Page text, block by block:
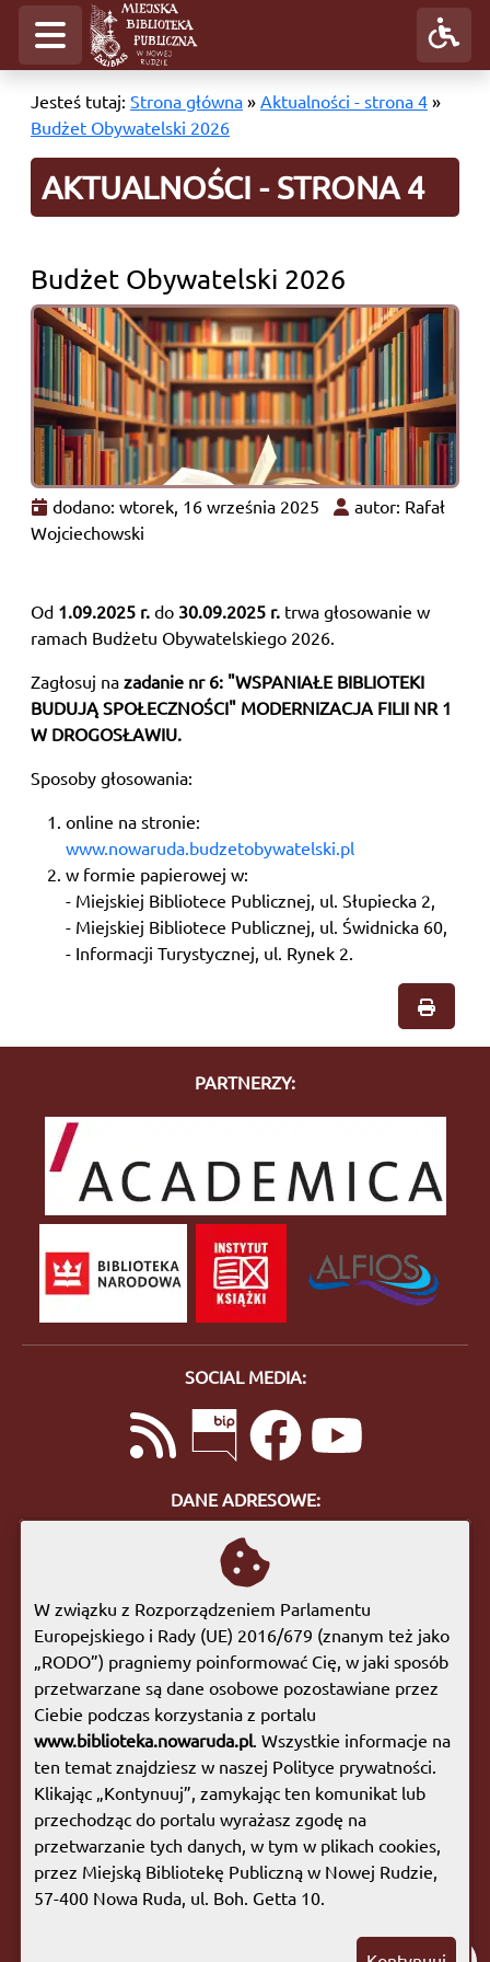
Jesteś tutaj: Strona główna » Aktualności - strona 4 »
Budżet Obywatelski 2026
AKTUALNOŚCI - STRONA 4
Budżet Obywatelski 2026
dodano: wtorek, 16 września 2025
autor: Rafał
Wojciechowski
Od 1.09.2025 r. do 30.09.2025 r. trwa głosowanie w
ramach Budżetu Obywatelskiego 2026.
Zagłosuj na zadanie nr 6: "WSPANIAŁE BIBLIOTEKI
BUDUJĄ SPOŁECZNOŚCI" MODERNIZACJA FILII NR 1
W DROGOSŁAWIU.
Sposoby głosowania:
online na stronie:
www.nowaruda.budzetobywatelski.pl
w formie papierowej w:
- Miejskiej Bibliotece Publicznej, ul. Słupiecka 2,
- Miejskiej Bibliotece Publicznej, ul. Świdnicka 60,
- Informacji Turystycznej, ul. Rynek 2.
PARTNERZY:
SOCIAL MEDIA:
DANE ADRESOWE:
ul. Bohaterów Getta 10
57-400 Nowa Ruda
biuro@biblioteka.nowaruda.pl
GODZINY OTWARCIA:
Poniedziałek:
09:00 - 17:00
Wtorek:
09:00 - 17:00
Środa:
09:00 - 17:00
Czwartek:
08:00 - 15:30
Piątek:
09:00 - 17:00
Sobota:
08:00 - 13:00
Mapa witryny| Polityka prywatności
Copyright © 2023 Miejska Biblioteka Publiczna w
W związku z Rozporządzeniem Parlamentu
Europejskiego i Rady (UE) 2016/679 (znanym też jako
„RODO”) pragniemy poinformować Cię, w jaki sposób
przetwarzane są dane osobowe pozostawiane przez
Ciebie podczas korzystania z portalu
www.biblioteka.nowaruda.pl. Wszystkie informacje na
ten temat znajdziesz w naszej Polityce prywatności.
Klikając „Kontynuuj”, zamykając ten komunikat lub
przechodząc do portalu wyrażasz zgodę na
przetwarzanie tych danych, w tym w plikach cookies,
przez Miejską Bibliotekę Publiczną w Nowej Rudzie,
57-400 Nowa Ruda, ul. Boh. Getta 10.